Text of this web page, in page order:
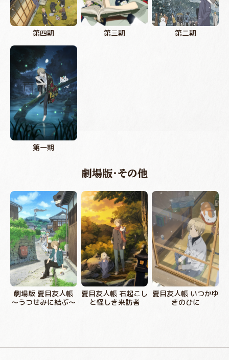
第四期 第三期 第二期
第一期
劇場版・その他
劇場版 夏目友人帳
～うつせみに結ぶ～
夏目友人帳 石起こし
と怪しき来訪者
夏目友人帳 いつかゆ
きのひに